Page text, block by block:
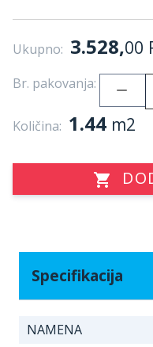
Ukupno: 3.528,00
Br. pakovanja:
Količina: 1.44 m2
Specifikacija
NAMENA